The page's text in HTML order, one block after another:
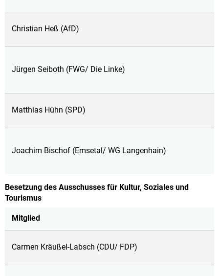
Christian Heß (AfD)
Jürgen Seiboth (FWG/ Die Linke)
Matthias Hühn (SPD)
Joachim Bischof (Emsetal/ WG Langenhain)
Besetzung des Ausschusses für Kultur, Soziales und
Tourismus
Mitglied
Carmen Kräußel-Labsch (CDU/ FDP)